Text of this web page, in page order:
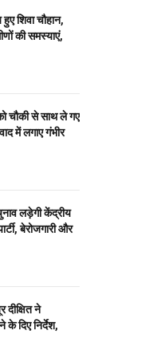
हुए शिवा चौहान,
की समस्याएं,
चौकी से साथ ले गए
में लगाए गंभीर
लड़ेगी केंद्रीय
बेरोजगारी और
दीक्षित ने
के दिए निर्देश,